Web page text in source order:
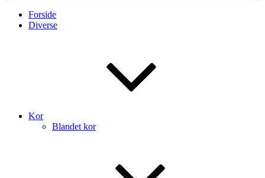
Forside
Diverse
Kor
Blandet kor